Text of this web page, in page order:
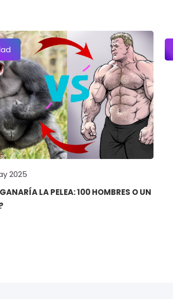
2025
LA PELEA: 100 HOMBRES O UN